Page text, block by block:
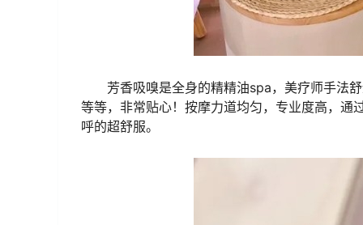
芳香吸嗅是全身的精精油spa，美疗师手法
等等，非常贴心！按摩力道均匀，专业度高，通
呼的超舒服。